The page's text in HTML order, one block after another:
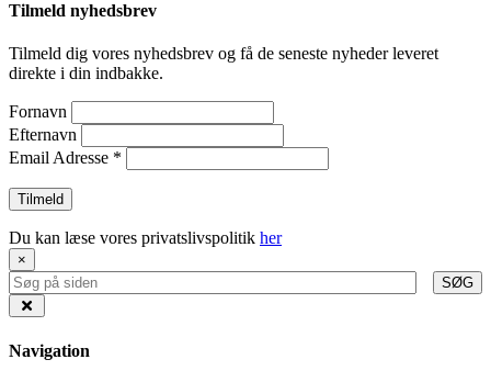
Tilmeld nyhedsbrev
Tilmeld dig vores nyhedsbrev og få de seneste nyheder leveret
direkte i din indbakke.
Fornavn
Efternavn
Email Adresse *
Du kan læse vores privatslivspolitik her
×
SØG
Navigation